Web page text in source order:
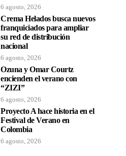
6 agosto, 2026
Crema Helados busca nuevos
franquiciados para ampliar
su red de distribución
nacional
6 agosto, 2026
Ozuna y Omar Courtz
encienden el verano con
“ZIZI”
6 agosto, 2026
Proyecto A hace historia en el
Festival de Verano en
Colombia
6 agosto, 2026